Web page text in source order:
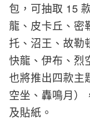
包，可抽取 15
龍、皮卡丘、密
托、沼王、故勒
快龍、伊布、烈
也將推出四款主
空坐、轟鳴月）
及貼紙。